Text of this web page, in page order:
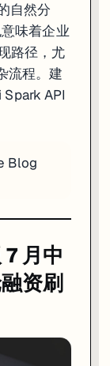
自然分
味着企业
路径，尤
流程。建
API
Blog
月中
资刷